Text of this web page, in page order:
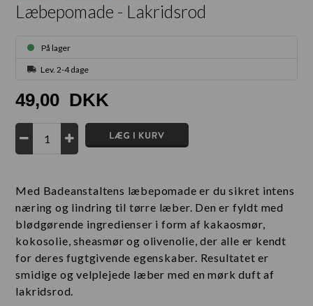
Læbepomade - Lakridsrod
På lager
Lev. 2-4 dage
49,00 DKK
Med Badeanstaltens læbepomade er du sikret intens
næring og lindring til tørre læber. Den er fyldt med
blødgørende ingredienser i form af kakaosmør,
kokosolie, sheasmør og olivenolie, der alle er kendt
for deres fugtgivende egenskaber. Resultatet er
smidige og velplejede læber med en mørk duft af
lakridsrod.